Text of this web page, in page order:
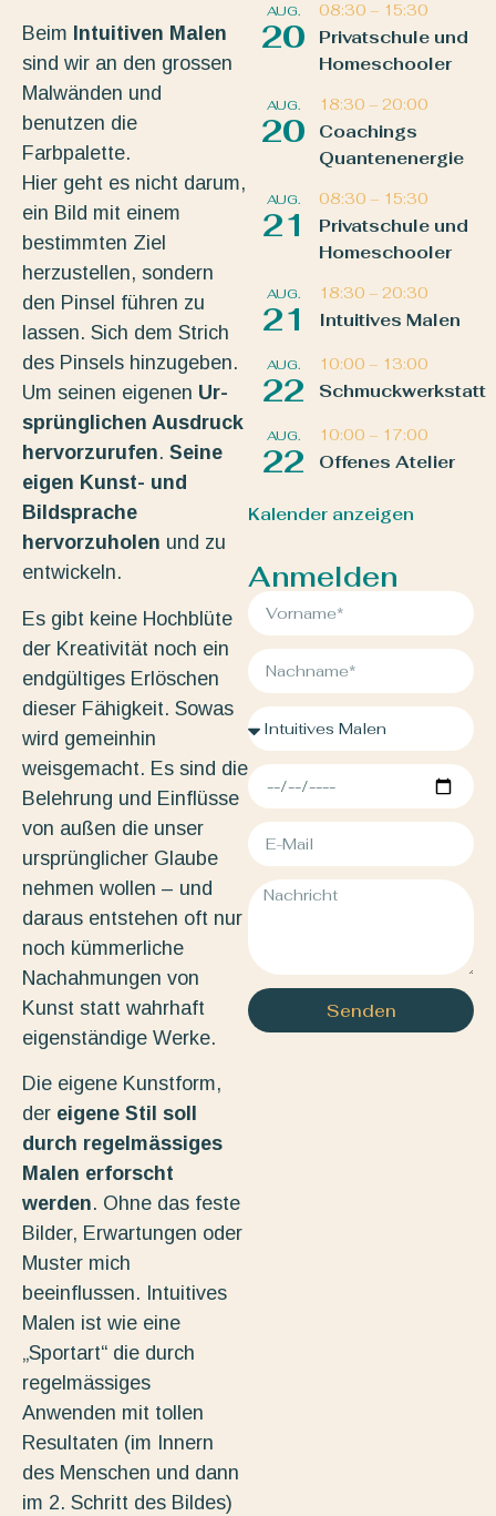
Beim Intuitiven Malen
sind wir an den grossen
Malwänden und
benutzen die
Farbpalette.
Hier geht es nicht darum,
ein Bild mit einem
bestimmten Ziel
herzustellen, sondern
den Pinsel führen zu
lassen. Sich dem Strich
des Pinsels hinzugeben.
Um seinen eigenen Ur-
sprünglichen Ausdruck
hervorzurufen. Seine
eigen Kunst- und
Bildsprache
hervorzuholen und zu
entwickeln.
Es gibt keine Hochblüte
der Kreativität noch ein
endgültiges Erlöschen
dieser Fähigkeit. Sowas
wird gemeinhin
weisgemacht. Es sind die
Belehrung und Einflüsse
von außen die unser
ursprünglicher Glaube
nehmen wollen – und
daraus entstehen oft nur
noch kümmerliche
Nachahmungen von
Kunst statt wahrhaft
eigenständige Werke.
Die eigene Kunstform,
der eigene Stil soll
durch regelmässiges
Malen erforscht
werden. Ohne das feste
Bilder, Erwartungen oder
Muster mich
beeinflussen. Intuitives
Malen ist wie eine
„Sportart“ die durch
regelmässiges
Anwenden mit tollen
Resultaten (im Innern
des Menschen und dann
im 2. Schritt des Bildes)
AUG.
20
08:30 – 15:30
Privatschule und
Homeschooler
AUG.
20
18:30 – 20:00
Coachings
Quantenenergie
AUG.
21
08:30 – 15:30
Privatschule und
Homeschooler
AUG.
21
18:30 – 20:30
Intuitives Malen
AUG.
22
10:00 – 13:00
Schmuckwerkstatt
AUG.
22
10:00 – 17:00
Offenes Atelier
Kalender anzeigen
Anmelden
Senden